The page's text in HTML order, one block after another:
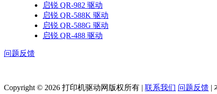
启锐 QR-982 驱动
启锐 QR-588K 驱动
启锐 QR-588G 驱动
启锐 QR-488 驱动
问题反馈
Copyright © 2026 打印机驱动网版权所有 | 联系我们 问题反馈 |